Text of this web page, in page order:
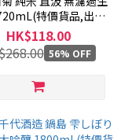
特價貨品,出貨
後恕不退換)
HK$118.00
56% OFF